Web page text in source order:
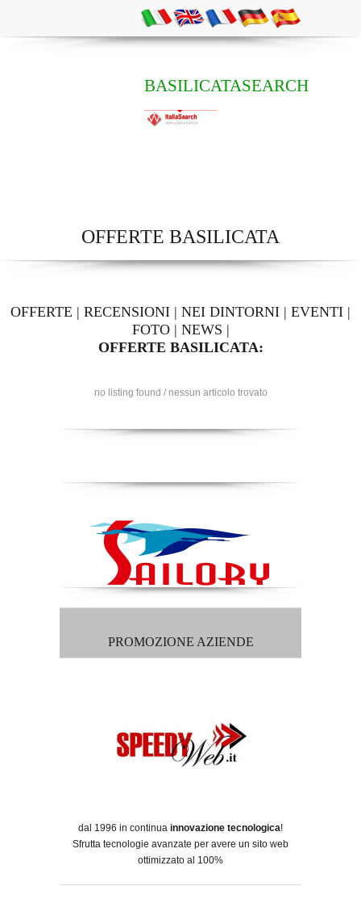
BASILICATASEARCH
OFFERTE BASILICATA
OFFERTE | RECENSIONI | NEI DINTORNI | EVENTI |
FOTO| NEWS |
OFFERTE BASILICATA:
no listing found / nessun articolo trovato
PROMOZIONE AZIENDE
dal 1996 in continua innovazione tecnologica!
Sfrutta tecnologie avanzate per avere un sito web
ottimizzato al 100%